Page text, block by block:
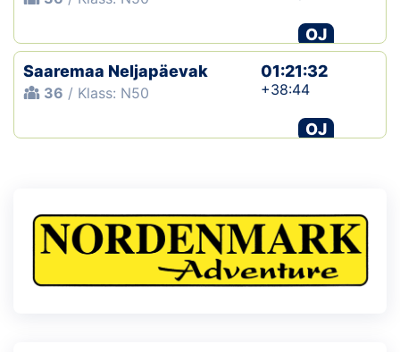
OJ
Saaremaa Neljapäevak
36 / Klass: N50
01:21:32
+38:44
OJ